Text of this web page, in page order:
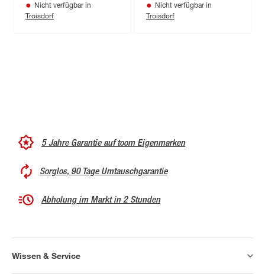
Nicht verfügbar in
Troisdorf
Nicht verfügbar in
Troisdorf
5 Jahre Garantie auf toom Eigenmarken
Sorglos, 90 Tage Umtauschgarantie
Abholung im Markt in 2 Stunden
Wissen & Service